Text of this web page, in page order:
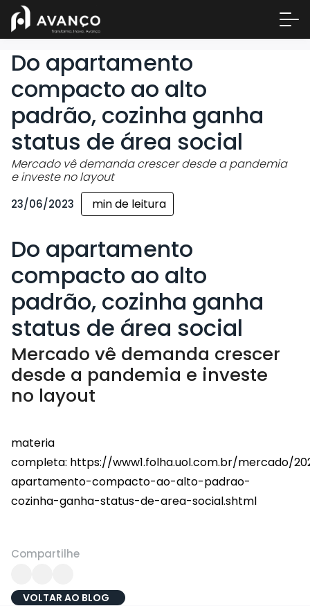
Do apartamento
compacto ao alto
padrão, cozinha ganha
status de área social
Mercado vê demanda crescer desde a pandemia
e investe no layout
23/06/2023 min de leitura
Do apartamento
compacto ao alto
padrão, cozinha ganha
status de área social
Mercado vê demanda crescer
desde a pandemia e investe
no layout
materia
completa: https://www1.folha.uol.com.br/mercado/
apartamento-compacto-ao-alto-padrao-
cozinha-ganha-status-de-area-social.shtml
Compartilhe
VOLTAR AO BLOG